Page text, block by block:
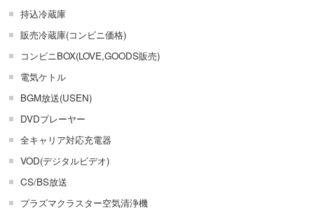
持込冷蔵庫
販売冷蔵庫(コンビニ価格)
コンビニBOX(LOVE,GOODS販売)
電気ケトル
BGM放送(USEN)
DVDプレーヤー
全キャリア対応充電器
VOD(デジタルビデオ)
CS/BS放送
プラズマクラスター空気清浄機